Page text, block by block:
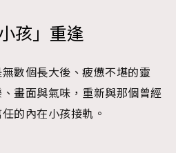
孩」重逢
數個長大後、疲憊不堪的靈
畫面與氣味，重新與那個曾經
的內在小孩接軌。